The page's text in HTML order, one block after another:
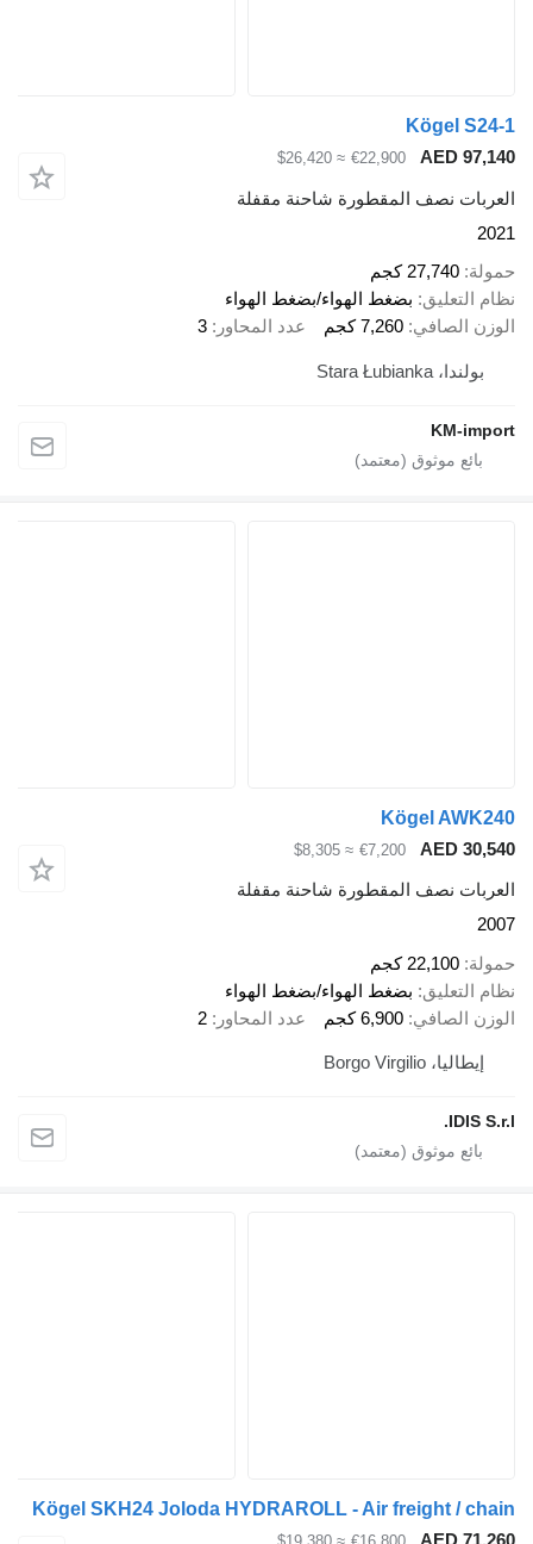
Kögel S24-1
AED 97,140
€22,900
≈ $26,420
العربات نصف المقطورة شاحنة مقفلة
2021
حمولة 27,740 كجم
نظام التعليق بضغط الهواء/بضغط الهواء
الوزن الصافي 7,260 كجم عدد المحاور 3
بولندا، Stara Łubianka
KM-import
Kögel AWK240
AED 30,540
€7,200
≈ $8,305
العربات نصف المقطورة شاحنة مقفلة
2007
حمولة 22,100 كجم
نظام التعليق بضغط الهواء/بضغط الهواء
الوزن الصافي 6,900 كجم عدد المحاور 2
إيطاليا، Borgo Virgilio
IDIS S.r.l.
Kögel SKH24 Joloda HYDRAROLL - Air freight / chain
AED 71,260